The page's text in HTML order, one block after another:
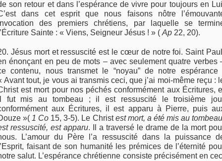
son retour et dans l’espérance de vivre pour toujours en
dans cet esprit que nous faisons nôtre
des premiers chrétiens, par laquelle se
Sainte : « Viens, Seigneur Jésus ! » ( Ap 22, 20).
Jésus mort et ressuscité est le cœur de notre foi. Saint
énonçant en peu de mots – avec seulement quatre verbes
contenu, nous transmet le “noyau” de notre espérance
Avant tout, je vous ai transmis ceci, que j’ai moi-même reçu :
est mort pour nos péchés conformément aux Écritures,
fut mis au tombeau ; il est ressuscité le troisième
aux Écritures, il est apparu à Pierre, puis
»( 1 Co 15, 3-5). Le Christest mort, a été mis au
ressuscité, est apparu. Il a traversé le drame de la mort
L’amour du Père l’a ressuscité dans la puissance
faisant de son humanité les prémices de l’éternité
salut. L’espérance chrétienne consiste précisément en